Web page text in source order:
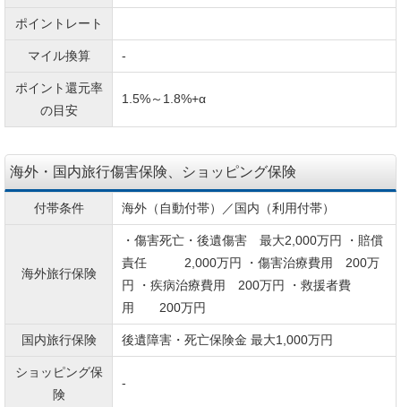
ポイントレート
マイル換算 -
ポイント還元率
の目安
1.5%～1.8%+α
海外・国内旅行傷害保険、ショッピング保険
付帯条件 海外（自動付帯）／国内（利用付帯）
海外旅行保険
・傷害死亡・後遺傷害 最大2,000万円 ・賠償
責任 2,000万円 ・傷害治療費用 200万
円 ・疾病治療費用 200万円 ・救援者費
用 200万円
国内旅行保険 後遺障害・死亡保険金 最大1,000万円
ショッピング保
険
-